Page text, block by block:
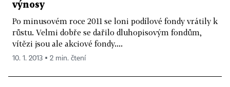
výnosy
Po minusovém roce 2011 se loni podílové fondy vrátily k
růstu. Velmi dobře se dařilo dluhopisovým fondům,
vítězi jsou ale akciové fondy....
10. 1. 2013 ▪ 2 min. čtení